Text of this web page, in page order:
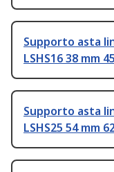
Supporto asta
LSHS16 38 mm
Supporto asta
LSHS25 54 mm